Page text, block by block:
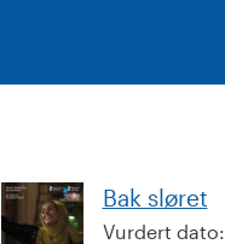
Bak sløret
Vurdert dato: